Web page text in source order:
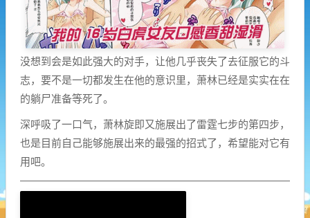
没想到会是如此强大的对手，让他几乎丧失了去征服它的斗
志，要不是一切都发生在他的意识里，萧林已经是实实在在
的躺尸准备等死了。
深呼吸了一口气，萧林旋即又施展出了雷霆七步的第四步，
也是目前自己能够施展出来的最强的招式了，希望能对它有
用吧。